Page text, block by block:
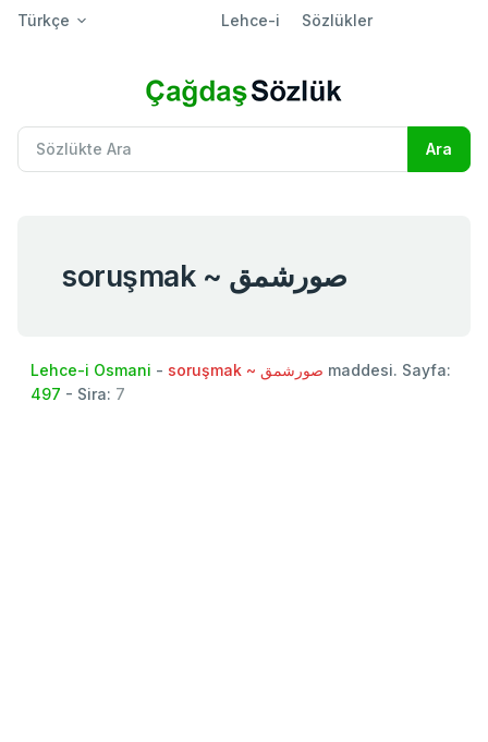
Türkçe Lehce-i Sözlükler
soruşmak ~ صورشمق
Lehce-i Osmani - soruşmak ~ صورشمق maddesi. Sayfa:
497 - Sira: 7